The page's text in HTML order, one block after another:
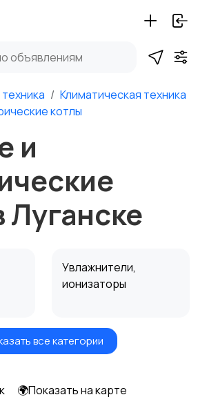
Климатическая техника
котлы
и
Луганске
Увлажнители,
ионизаторы
Обогреватели
все категории
🌍Показать на карте